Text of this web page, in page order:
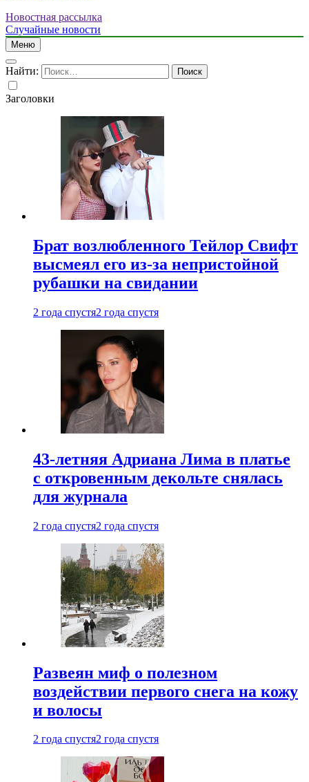
Новостная рассылка
Случайные новости
Меню
Найти:
Заголовки
Брат возлюбленного Тейлор Свифт
высмеял его из-за непристойной
рубашки на свидании
2 года спустя2 года спустя
43-летняя Адриана Лима в платье
с откровенным декольте снялась
для журнала
2 года спустя2 года спустя
Развеян миф о полезном
воздействии первого снега на кожу
и волосы
2 года спустя2 года спустя